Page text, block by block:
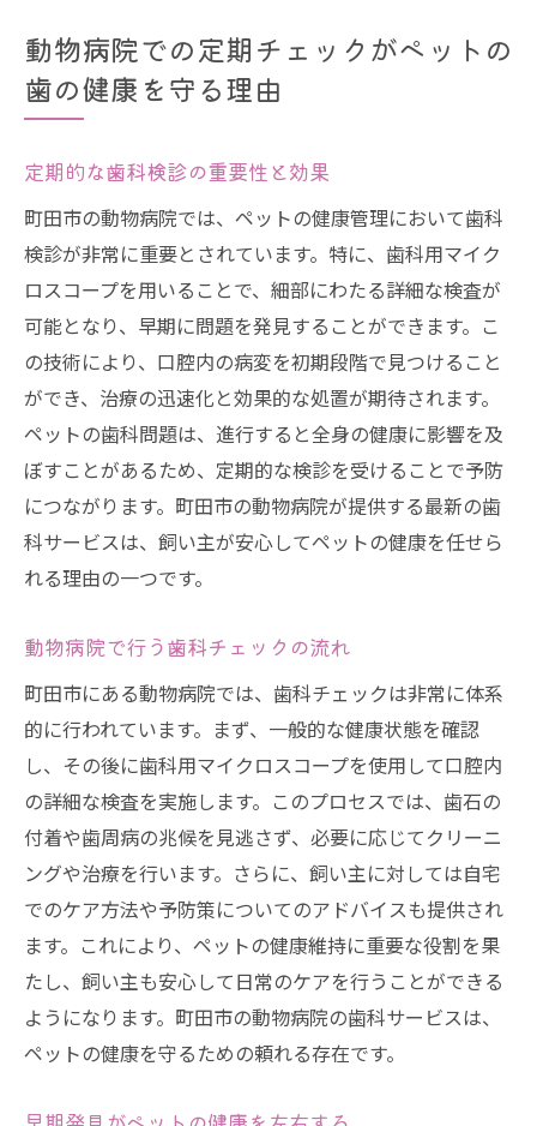
動物病院での定期チェックがペットの
歯の健康を守る理由
定期的な歯科検診の重要性と効果
町田市の動物病院では、ペットの健康管理において歯科
検診が非常に重要とされています。特に、歯科用マイク
ロスコープを用いることで、細部にわたる詳細な検査が
可能となり、早期に問題を発見することができます。こ
の技術により、口腔内の病変を初期段階で見つけること
ができ、治療の迅速化と効果的な処置が期待されます。
ペットの歯科問題は、進行すると全身の健康に影響を及
ぼすことがあるため、定期的な検診を受けることで予防
につながります。町田市の動物病院が提供する最新の歯
科サービスは、飼い主が安心してペットの健康を任せら
れる理由の一つです。
動物病院で行う歯科チェックの流れ
町田市にある動物病院では、歯科チェックは非常に体系
的に行われています。まず、一般的な健康状態を確認
し、その後に歯科用マイクロスコープを使用して口腔内
の詳細な検査を実施します。このプロセスでは、歯石の
付着や歯周病の兆候を見逃さず、必要に応じてクリーニ
ングや治療を行います。さらに、飼い主に対しては自宅
でのケア方法や予防策についてのアドバイスも提供され
ます。これにより、ペットの健康維持に重要な役割を果
たし、飼い主も安心して日常のケアを行うことができる
ようになります。町田市の動物病院の歯科サービスは、
ペットの健康を守るための頼れる存在です。